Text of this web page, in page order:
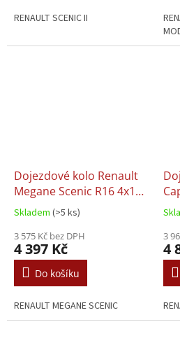
RENAULT SCENIC II
Dojezdové kolo Renault
Megane Scenic R16 4x100
+ sada
Skladem (>5 ks)
3 575 Kč bez DPH
4 397 Kč
Do košíku
RENAULT MEGANE SCENIC
3
4